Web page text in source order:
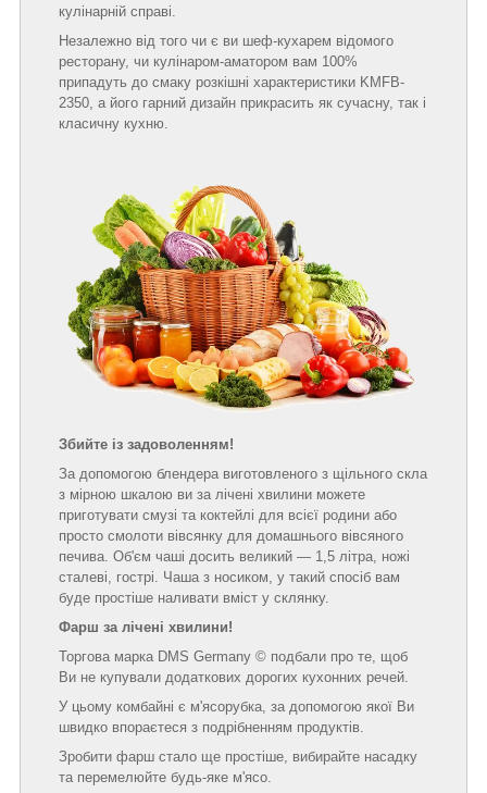
кулінарній справі.
Незалежно від того чи є ви шеф-кухарем відомого
ресторану, чи кулінаром-аматором вам 100%
припадуть до смаку розкішні характеристики KMFB-
2350, а його гарний дизайн прикрасить як сучасну, так і
класичну кухню.
Збийте із задоволенням!
За допомогою блендера виготовленого з щільного скла
з мірною шкалою ви за лічені хвилини можете
приготувати смузі та коктейлі для всієї родини або
просто смолоти вівсянку для домашнього вівсяного
печива. Об'єм чаші досить великий — 1,5 літра, ножі
сталеві, гострі. Чаша з носиком, у такий спосіб вам
буде простіше наливати вміст у склянку.
Фарш за лічені хвилини!
Торгова марка DMS Germany © подбали про те, щоб
Ви не купували додаткових дорогих кухонних речей.
У цьому комбайні є м'ясорубка, за допомогою якої Ви
швидко впораєтеся з подрібненням продуктів.
Зробити фарш стало ще простіше, вибирайте насадку
та перемелюйте будь-яке м'ясо.